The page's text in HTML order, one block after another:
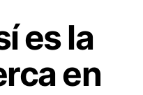
es la
en